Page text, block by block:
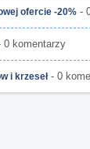
ofercie -20% -
0 komentarzy
i krzeseł- 0